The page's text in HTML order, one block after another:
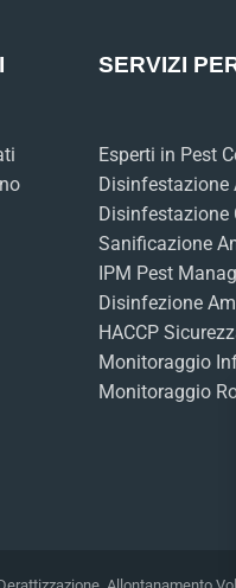
SERVIZI
Esperti in Pest
Disinfestazione
Disinfestazione
Sanificazione
IPM Pest
Disinfezione
HACCP
Monitoraggio
Monitoraggio